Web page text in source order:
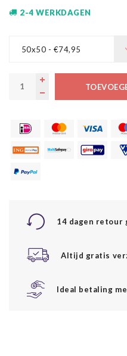
2-4 WERKDAGEN
50x50 - €74,95
14 dagen retour
Altijd gratis
Ideal betaling